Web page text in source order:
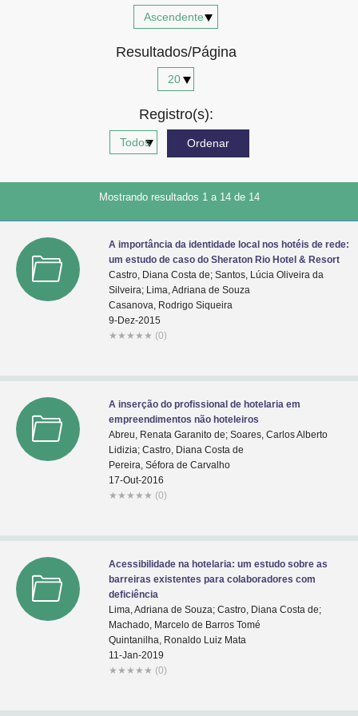
Resultados/Página
Registro(s):
Mostrando resultados 1 a 14 de 14
A importância da identidade local nos hotéis de rede:
um estudo de caso do Sheraton Rio Hotel & Resort
Castro, Diana Costa de; Santos, Lúcia Oliveira da
Silveira; Lima, Adriana de Souza
Casanova, Rodrigo Siqueira
9-Dez-2015
★ ★ ★ ★ ★ (0)
A inserção do profissional de hotelaria em
empreendimentos não hoteleiros
Abreu, Renata Garanito de; Soares, Carlos Alberto
Lidizia; Castro, Diana Costa de
Pereira, Séfora de Carvalho
17-Out-2016
★ ★ ★ ★ ★ (0)
Acessibilidade na hotelaria: um estudo sobre as
barreiras existentes para colaboradores com
deficiência
Lima, Adriana de Souza; Castro, Diana Costa de;
Machado, Marcelo de Barros Tomé
Quintanilha, Ronaldo Luiz Mata
11-Jan-2019
★ ★ ★ ★ ★ (0)